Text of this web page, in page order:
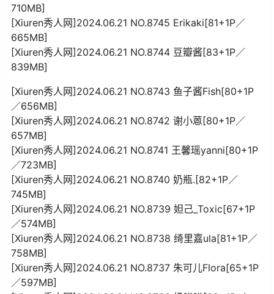
710MB]
[Xiuren秀人网]2024.06.21 NO.8745 Erikaki[81+1P／
665MB]
[Xiuren秀人网]2024.06.21 NO.8744 豆瓣酱[83+1P／
839MB]
[Xiuren秀人网]2024.06.21 NO.8743 鱼子酱Fish[80+1P
／656MB]
[Xiuren秀人网]2024.06.21 NO.8742 谢小蒽[80+1P／
657MB]
[Xiuren秀人网]2024.06.21 NO.8741 王馨瑶yanni[80+1P
／723MB]
[Xiuren秀人网]2024.06.21 NO.8740 奶瓶.[82+1P／
745MB]
[Xiuren秀人网]2024.06.21 NO.8739 妲己_Toxic[67+1P
／574MB]
[Xiuren秀人网]2024.06.21 NO.8738 绮里嘉ula[81+1P／
758MB]
[Xiuren秀人网]2024.06.21 NO.8737 朱可儿Flora[65+1P
／597MB]